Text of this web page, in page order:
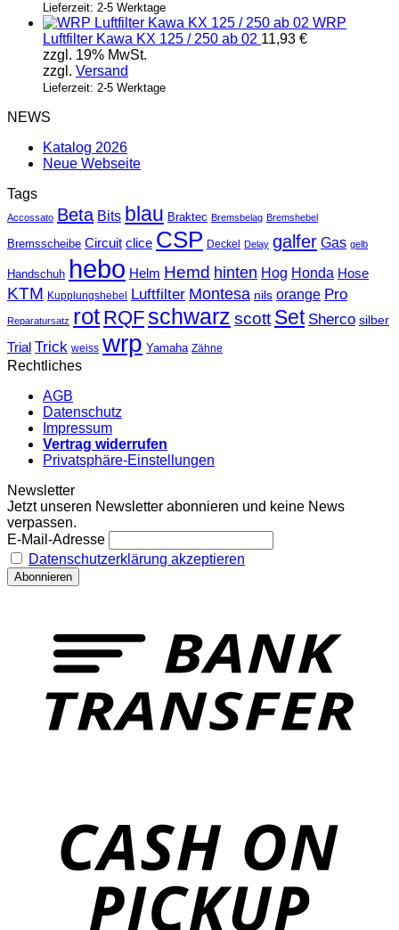
Lieferzeit: 2-5 Werktage
WRP
Luftfilter Kawa KX 125 / 250 ab 02 11,93 €
zzgl. 19% MwSt.
zzgl. Versand
Lieferzeit: 2-5 Werktage
NEWS
Katalog 2026
Neue Webseite
Tags
Accossato Beta Bits blau Braktec Bremsbelag Bremshebel
Bremsscheibe Circuit clice CSP Deckel Delay galfer Gas gelb
Handschuh hebo Helm Hemd hinten Hog Honda Hose
KTM Kupplungshebel Luftfilter Montesa nils orange Pro
Reparatursatz rot RQF schwarz scott Set Sherco silber
Trial Trick weiss wrp Yamaha Zähne
Rechtliches
AGB
Datenschutz
Impressum
Vertrag widerrufen
Privatsphäre-Einstellungen
Newsletter
Jetzt unseren Newsletter abonnieren und keine News
verpassen.
E-Mail-Adresse
Datenschutzerklärung akzeptieren